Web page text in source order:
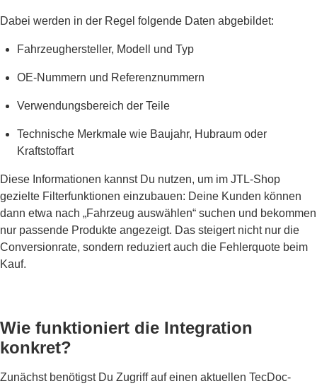
Dabei werden in der Regel folgende Daten abgebildet:
Fahrzeughersteller, Modell und Typ
OE-Nummern und Referenznummern
Verwendungsbereich der Teile
Technische Merkmale wie Baujahr, Hubraum oder
Kraftstoffart
Diese Informationen kannst Du nutzen, um im JTL-Shop
gezielte Filterfunktionen einzubauen: Deine Kunden können
dann etwa nach „Fahrzeug auswählen“ suchen und bekommen
nur passende Produkte angezeigt. Das steigert nicht nur die
Conversionrate, sondern reduziert auch die Fehlerquote beim
Kauf.
Wie funktioniert die Integration
konkret?
Zunächst benötigst Du Zugriff auf einen aktuellen TecDoc-